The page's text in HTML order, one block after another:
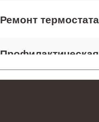
Ремонт
Профилактическая